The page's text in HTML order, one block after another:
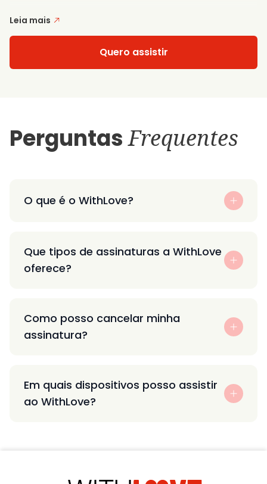
Leia mais
Quero assistir
PerguntasFrequentes
O que é o WithLove?
Que tipos de assinaturas a WithLove
oferece?
Como posso cancelar minha
assinatura?
Em quais dispositivos posso assistir
ao WithLove?